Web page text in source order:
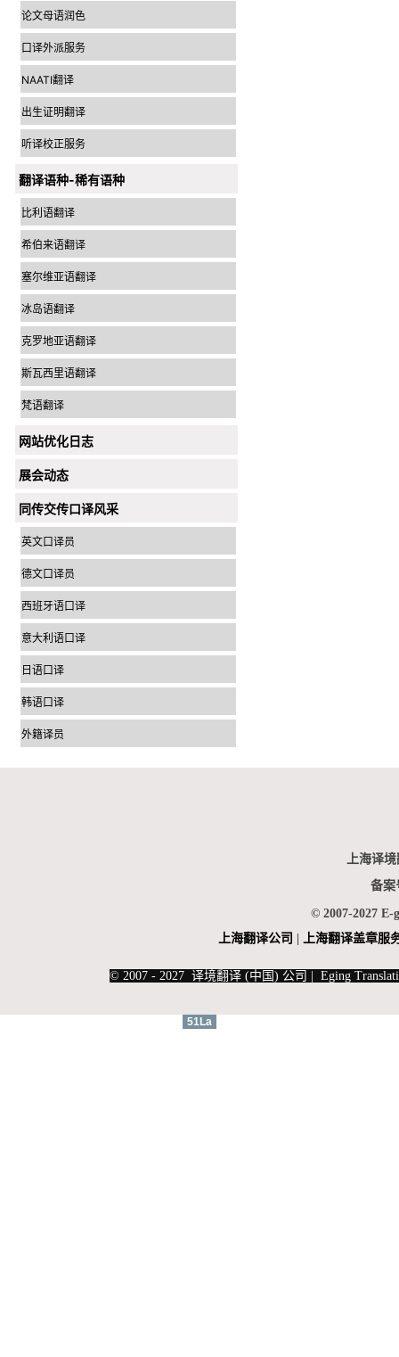
论文母语润色
口译外派服务
NAATI翻译
出生证明翻译
听译校正服务
翻译语种-稀有语种
比利语翻译
希伯来语翻译
塞尔维亚语翻译
冰岛语翻译
克罗地亚语翻译
斯瓦西里语翻译
梵语翻译
网站优化日志
展会动态
同传交传口译风采
英文口译员
德文口译员
西班牙语口译
意大利语口译
日语口译
韩语口译
外籍译员
上海译
备案
© 2007-2027 E-
上海翻译公司 上海翻译盖章服
© 2007 - 2027 译境翻译 (中国) 公司 | Eging
51La